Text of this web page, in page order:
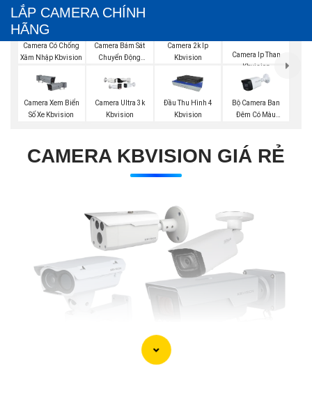
LẮP CAMERA CHÍNH
HÃNG
Camera Có Chống
Xâm Nhập Kbvision
Camera Bám Sát
Chuyển Động
Camera 2k Ip
Kbvision
Camera Ip Than
Kbvision
Camera Xem Biển
Số Xe Kbvision
Camera Ultra 3k
Kbvision
Đầu Thu Hình 4
Kbvision
Bộ Camera Ban
Đêm Có Màu
CAMERA KBVISION GIÁ RẺ